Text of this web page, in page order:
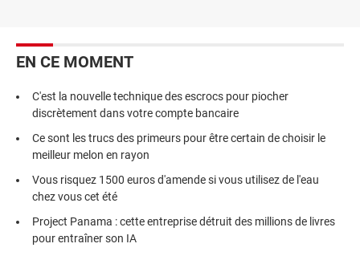
EN CE MOMENT
C'est la nouvelle technique des escrocs pour piocher
discrètement dans votre compte bancaire
Ce sont les trucs des primeurs pour être certain de choisir le
meilleur melon en rayon
Vous risquez 1500 euros d'amende si vous utilisez de l'eau
chez vous cet été
Project Panama : cette entreprise détruit des millions de livres
pour entraîner son IA